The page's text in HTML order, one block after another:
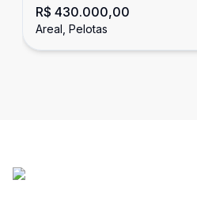
R$ 430.000,00
Areal, Pelotas